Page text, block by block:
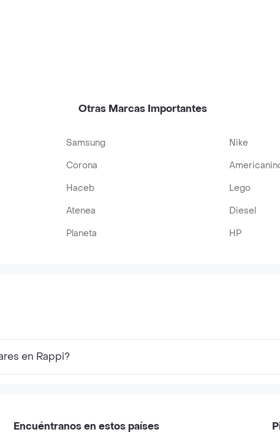
Otras Marcas Importantes
Samsung Nike
Corona
Haceb Lego
Atenea Diesel
Planeta HP
en Rappi?
Encuéntranos en estos países